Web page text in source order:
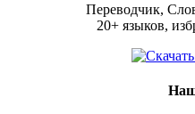
Переводчик,
20+ языков,